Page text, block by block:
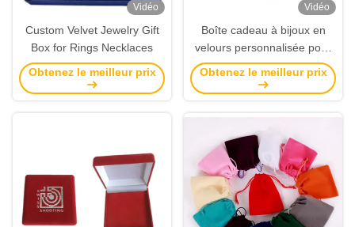
Vidéo
Custom Velvet Jewelry Gift
Box for Rings Necklaces
Obtenez le meilleur prix
Vidéo
Boîte cadeau à bijoux en
velours personnalisée pour
bagues et colliers
Obtenez le meilleur prix